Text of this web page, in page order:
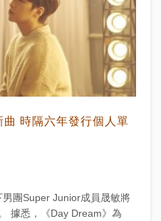
曲 時隔六年發行個人單
團Super Junior成員晟敏將